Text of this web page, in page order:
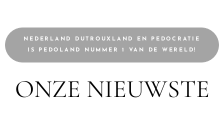
NEDERLAND DUTROUXLAND EN PEDOCRATIE
IS PEDOLAND NUMMER 1 VAN DE WERELD!
ONZE NIEUWSTE